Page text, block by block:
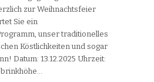
zur Weihnachtsfeier
Sie ein
unser traditionelles
Köstlichkeiten und sogar
Datum: 13.12.2025 Uhrzeit: